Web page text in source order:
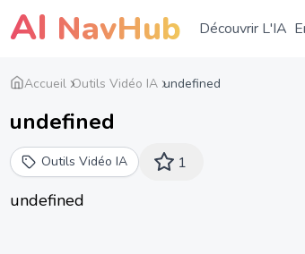
AI NavHub Découvrir L'IA
Accueil Outils Vidéo IA undefined
undefined
Outils Vidéo IA 1
undefined